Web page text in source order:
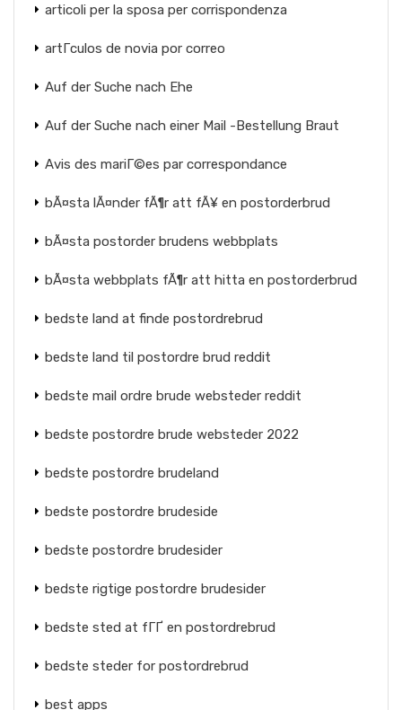
articoli per la sposa per corrispondenza
artГ­culos de novia por correo
Auf der Suche nach Ehe
Auf der Suche nach einer Mail -Bestellung Braut
Avis des mariГ©es par correspondance
bÃ¤sta lÃ¤nder fÃ¶r att fÃ¥ en postorderbrud
bÃ¤sta postorder brudens webbplats
bÃ¤sta webbplats fÃ¶r att hitta en postorderbrud
bedste land at finde postordrebrud
bedste land til postordre brud reddit
bedste mail ordre brude websteder reddit
bedste postordre brude websteder 2022
bedste postordre brudeland
bedste postordre brudeside
bedste postordre brudesider
bedste rigtige postordre brudesider
bedste sted at fГҐ en postordrebrud
bedste steder for postordrebrud
best apps